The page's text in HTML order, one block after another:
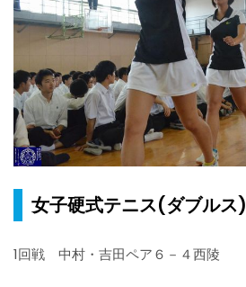
女子硬式テニス(ダブルス)
1回戦 中村・吉田ペア６－４西陵